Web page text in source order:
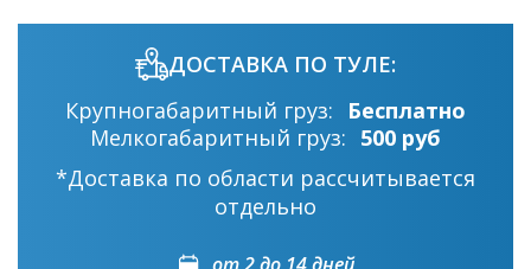
ДОСТАВКА ПО ТУЛЕ:
Крупногабаритный груз:
Бесплатно
Мелкогабаритный груз: 500 руб
*Доставка по области рассчитывается
отдельно